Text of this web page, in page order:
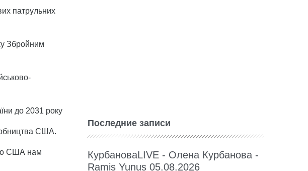
патрульних
Збройним
до 2031 року
США.
США нам
Последние записи
КурбановаLIVE - Олена Курбанова -
Ramis Yunus 05.08.2026